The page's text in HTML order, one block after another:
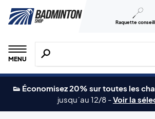
Raquette
MENU
Recherche de produits, de
👟 Économisez 20% sur toutes les
jusqu´au 12/8 -Voir la